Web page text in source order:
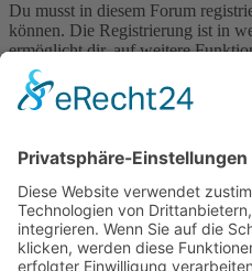
Du musst in diesem Forum
können. Die Registrierung ist in
ermöglicht dir, auf weitere
Administration kann registrierten
Berechtigungen zuweisen. Beachte
Nutzungsbedingungen und die
wenn du dich in diesem Board
Nutzungsbedingungen|
Registrieren